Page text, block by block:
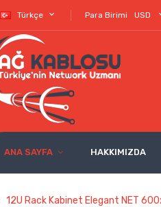
Türkçe Para Birimi USD
ANA SAYFA HAKKIMIZDA
12U Rack Kabinet Elegant NET